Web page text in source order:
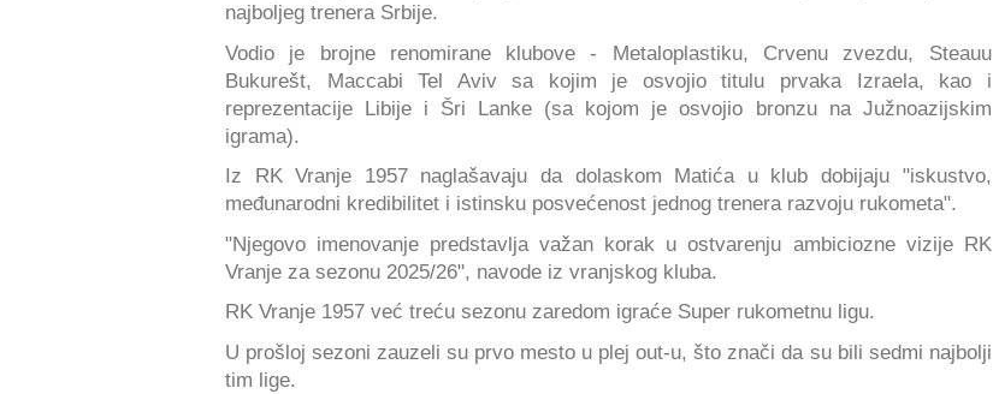
najboljeg trenera Srbije.
Vodio je brojne renomirane klubove - Metaloplastiku, Crvenu zvezdu, Steauu
Bukurešt, Maccabi Tel Aviv sa kojim je osvojio titulu prvaka Izraela, kao i
reprezentacije Libije i Šri Lanke (sa kojom je osvojio bronzu na Južnoazijskim
igrama).
Iz RK Vranje 1957 naglašavaju da dolaskom Matića u klub dobijaju "iskustvo,
međunarodni kredibilitet i istinsku posvećenost jednog trenera razvoju rukometa".
"Njegovo imenovanje predstavlja važan korak u ostvarenju ambiciozne vizije RK
Vranje za sezonu 2025/26", navode iz vranjskog kluba.
RK Vranje 1957 već treću sezonu zaredom igraće Super rukometnu ligu.
U prošloj sezoni zauzeli su prvo mesto u plej out-u, što znači da su bili sedmi najbolji
tim lige.